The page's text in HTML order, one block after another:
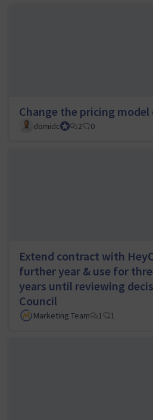
Change the pricing
domidcCouncil member
2 0
Extend contract with
further year & use for
years until reviewing
Council
Marketing Team 1 1